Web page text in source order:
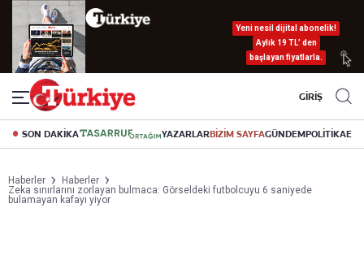
Yeni nesil dijital abonelik!
Aylık 19 TL’ den
başlayan fiyatlarla.
GİRİŞ
SON DAKİKA YAZARLARBİZİM SAYFAGÜNDEMPOLİTİKA
Haberler
Haberler
Zeka sınırlarını zorlayan bulmaca: Görseldeki futbolcuyu 6 saniyede
bulamayan kafayı yiyor